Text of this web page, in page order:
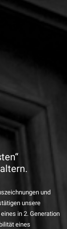
und
unsere
in 2. Generation
eines